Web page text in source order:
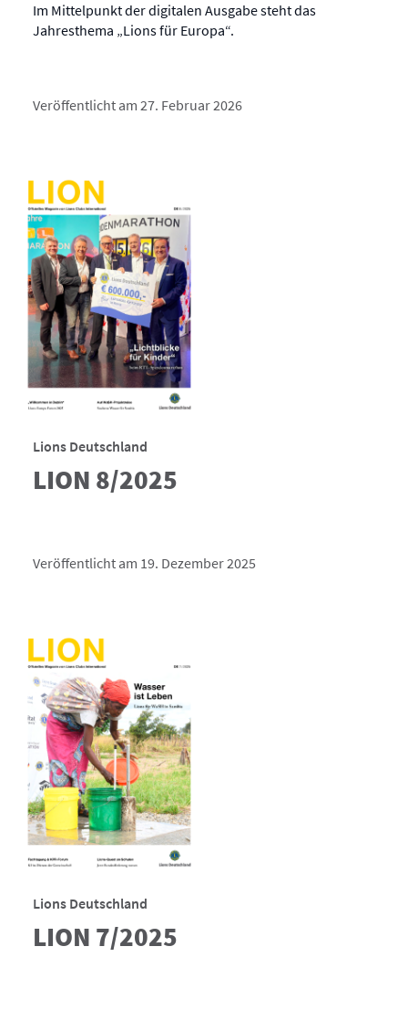
Im Mittelpunkt der digitalen Ausgabe steht das
Jahresthema „Lions für Europa“.
Veröffentlicht am 27. Februar 2026
Lions Deutschland
LION 8/2025
Veröffentlicht am 19. Dezember 2025
Lions Deutschland
LION 7/2025